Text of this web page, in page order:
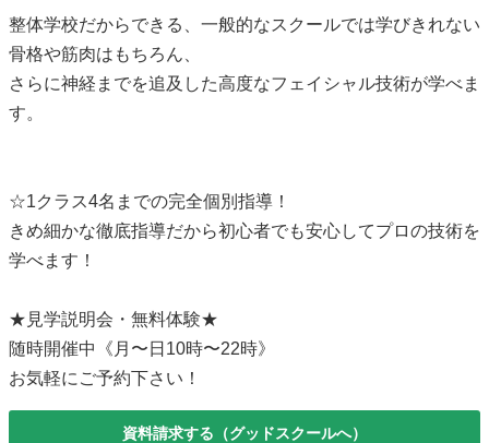
整体学校だからできる、一般的なスクールでは学びきれない
骨格や筋肉はもちろん、
さらに神経までを追及した高度なフェイシャル技術が学べま
す。
☆1クラス4名までの完全個別指導！
きめ細かな徹底指導だから初心者でも安心してプロの技術を
学べます！
★見学説明会・無料体験★
随時開催中《月〜日10時〜22時》
お気軽にご予約下さい！
資料請求する（グッドスクールへ）